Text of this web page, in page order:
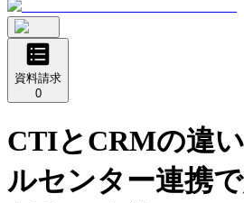
資料請求
0
CTIとCRMの違
ルセンター連携